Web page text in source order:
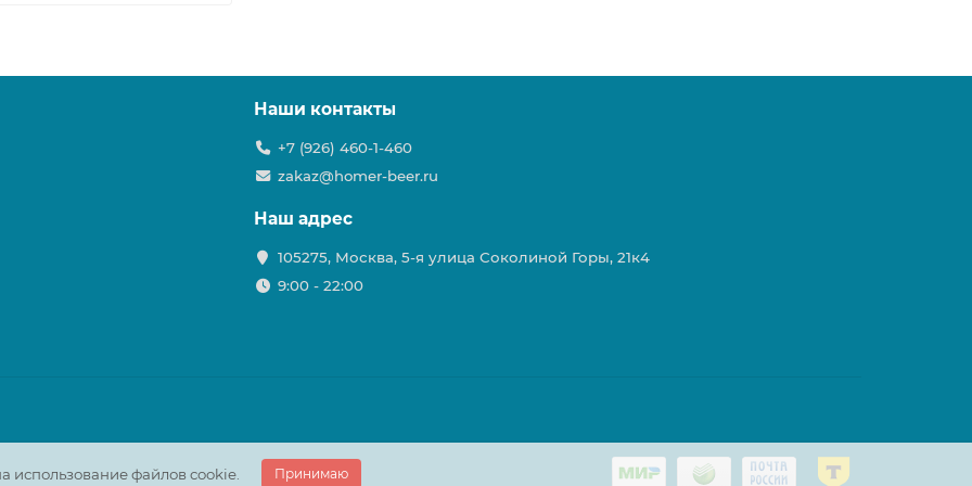
использование файлов cookie. Принимаю
Наши контакты
+7 (926) 460-1-460
zakaz@homer-beer.ru
Наш адрес
105275, Москва, 5-я улица Соколиной Горы, 21к4
9:00 - 22:00